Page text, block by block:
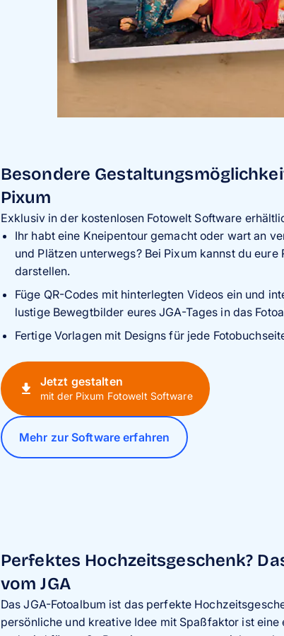
Besondere
Pixum
Exklusiv in der kostenlosen Fotowelt Software
Ihr habt eine Kneipentour gemacht oder wart an
und Plätzen unterwegs? Bei Pixum kannst du eure
darstellen.
Füge QR-Codes mit hinterlegten Videos ein und
lustige Bewegtbilder eures JGA-Tages in das
Fertige Vorlagen mit Designs für jede
Jetzt gestalten
mit der Pixum Fotowelt Software
Mehr zur Software erfahren
Perfektes Hochzeitsgeschenk?
vom JGA
Das JGA-Fotoalbum ist das perfekte
persönliche und kreative Idee mit Spaßfaktor ist eine